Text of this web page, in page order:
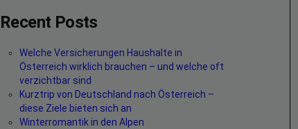
Recent Posts
Welche Versicherungen Haushalte in
Österreich wirklich brauchen – und welche oft
verzichtbar sind
Kurztrip von Deutschland nach Österreich –
diese Ziele bieten sich an
Winterromantik in den Alpen